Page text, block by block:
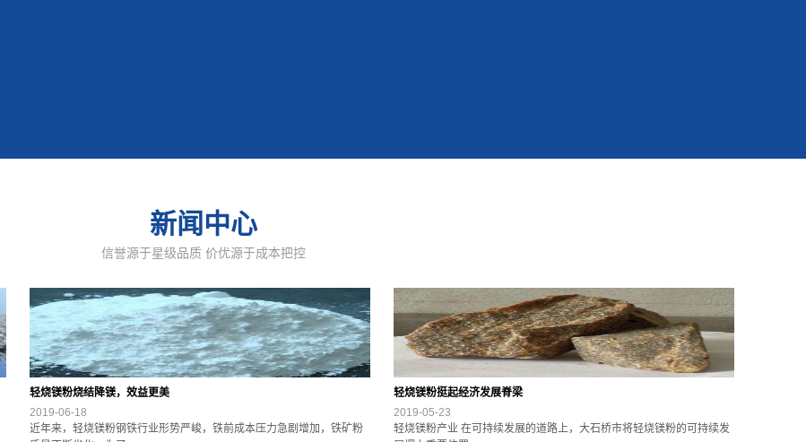
新闻中心
信誉源于星级品质 价优源于成本把控
轻烧镁粉烧结降镁，效益更美
2019-06-18
近年来，轻烧镁粉钢铁行业形势严峻，铁前成本压力急剧增加，铁矿粉
轻烧镁粉挺起经济发展脊梁
2019-05-23
轻烧镁粉产业 在可持续发展的道路上，大石桥市将轻烧镁粉的可持续发